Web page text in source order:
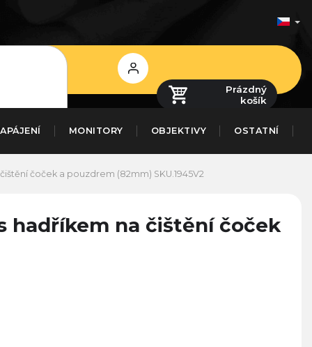
Přihlášení
Prázdný
košík
MONITORY OBJEKTIVY OSTATNÍ
čištění čoček a pouzdrem (82mm) SKU.1945V2
hadříkem na čištění čoček